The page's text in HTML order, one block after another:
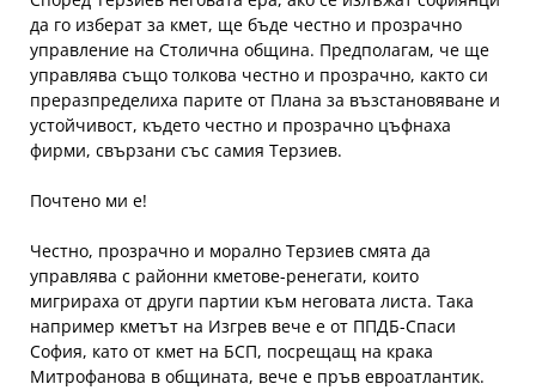
да го изберат за кмет, ще бъде честно и прозрачно
управление на Столична община. Предполагам, че ще
управлява също толкова честно и прозрачно, както си
преразпределиха парите от Плана за възстановяване и
устойчивост, където честно и прозрачно цъфнаха
фирми, свързани със самия Терзиев.
Почтено ми е!
Честно, прозрачно и морално Терзиев смята да
управлява с районни кметове-ренегати, които
мигрираха от други партии към неговата листа. Така
например кметът на Изгрев вече е от ППДБ-Спаси
София, като от кмет на БСП, посрещащ на крака
Митрофанова в общината, вече е пръв евроатлантик.